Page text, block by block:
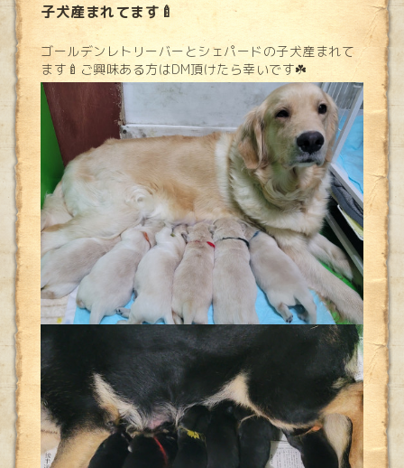
子犬産まれてます🍼
ゴールデンレトリーバーとシェパードの子犬産まれて
ます🍼ご興味ある方はDM頂けたら幸いです☘️